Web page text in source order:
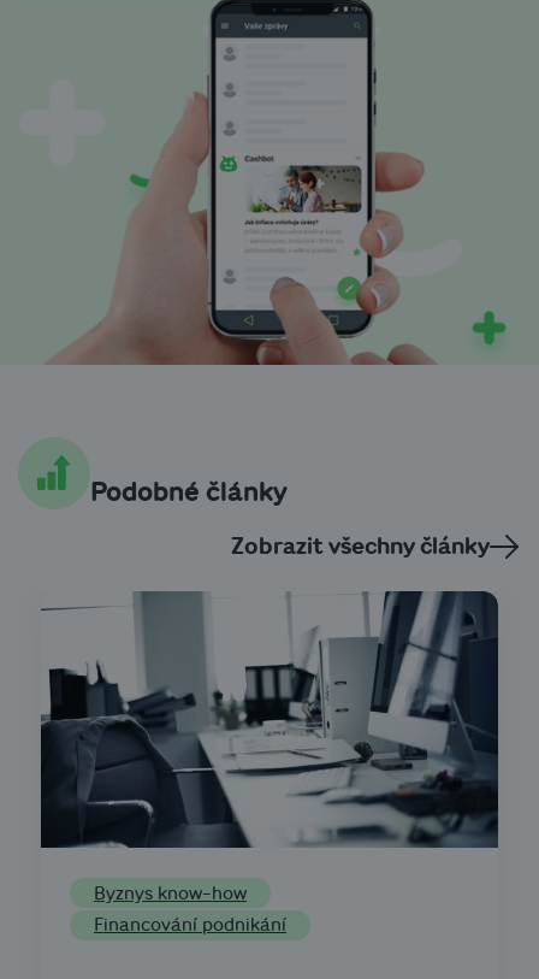
Podobné články
Zobrazit všechny články
Byznys know-how
Financování podnikání